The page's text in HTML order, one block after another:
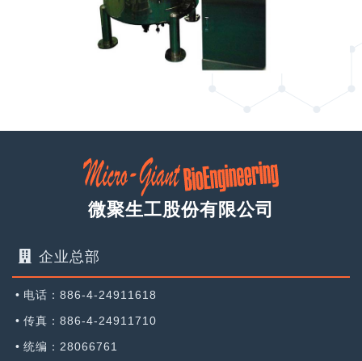
微聚生工股份有限公司
企业总部
• 电话：886-4-24911618
• 传真：886-4-24911710
• 统编：28066761